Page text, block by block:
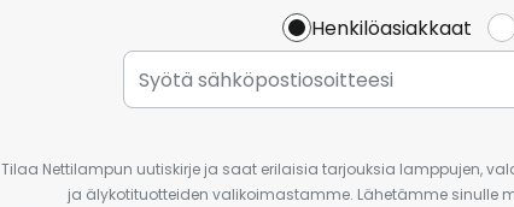
Henkilöasiakkaat
Tilaa Nettilampun uutiskirje ja saat erilaisia tarjouksia lamppujen,
ja älykotituotteiden valikoimastamme. Lähetämme sinulle